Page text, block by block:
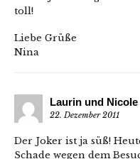
toll!
Liebe Grüße
Nina
Laurin und Nicole
22. Dezember 2011
Der Joker ist ja süß!
Schade wegen dem